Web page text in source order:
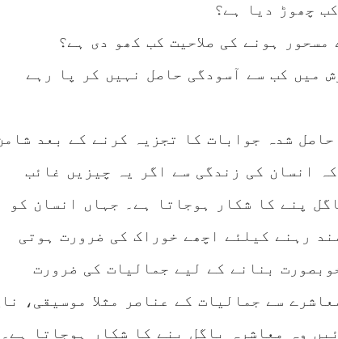
میں کب سے آسودگی حاصل نہیں کر پا رہے
حاصل شدہ جوابات کا تجزیہ کرنے کے بعد
انسان کی زندگی سے اگر یہ چیزیں غائب
پنے کا شکار ہوجاتا ہے۔ جہاں انسان کو
رہنے کیلئے اچھے خوراک کی ضرورت ہوتی
بنانے کے لیے جمالیات کی ضرورت
سے جمالیات کے عناصر مثلا موسیقی،
وہ معاشرہ پاگل پنے کا شکار ہوجاتا ہے۔